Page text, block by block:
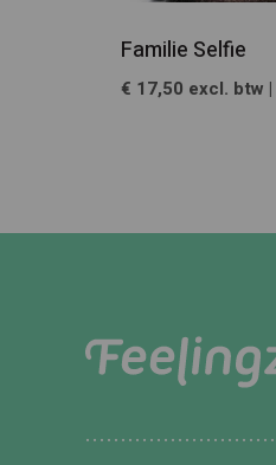
Familie Selfie
€ 17,50 excl. btw |